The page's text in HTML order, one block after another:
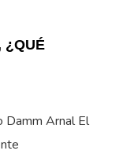
¿QUÉ
Damm Arnal El